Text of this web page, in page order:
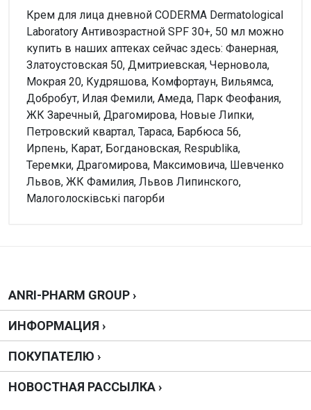
Крем для лица дневной CODERMA Dermatological
Laboratory Антивозрастной SPF 30+, 50 мл можно
купить в наших аптеках сейчас здесь: Фанерная,
Златоустовская 50, Дмитриевская, Черновола,
Мокрая 20, Кудряшова, Комфортаун, Вильямса,
Добробут, Илая Фемили, Амеда, Парк Феофания,
ЖК Заречный, Драгомирова, Новые Липки,
Петровский квартал, Тараса, Барбюса 56,
Ирпень, Карат, Богдановская, Respublika,
Теремки, Драгомирова, Максимовича, Шевченко
Львов, ЖК Фамилия, Львов Липинского,
Малоголосківські пагорби
Написать отзыв
Оценка
ANRI-PHARM GROUP ›
ИНФОРМАЦИЯ ›
ПОКУПАТЕЛЮ ›
НОВОСТНАЯ РАССЫЛКА ›